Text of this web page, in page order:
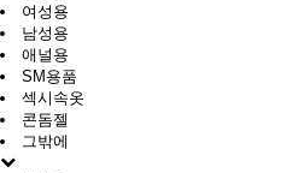
여성용
남성용
애널용
SM용품
섹시속옷
콘돔젤
그밖에